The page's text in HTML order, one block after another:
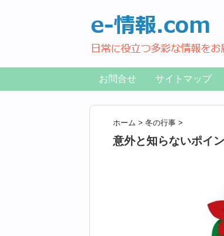
お問合せ サイトマップ
ホーム > 冬の行事 >
意外と知らないポイ